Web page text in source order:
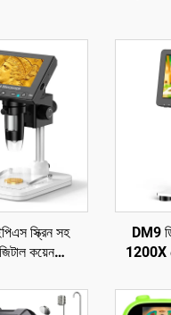
স্ক্রিন সহ
কয়েন
DM9
1200X